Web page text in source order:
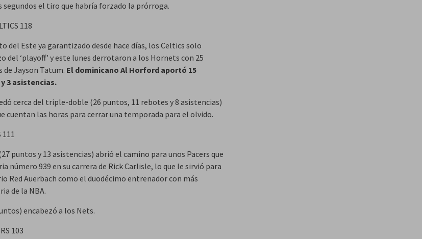
el tiro que habría forzado la prórroga.
118
del Este ya garantizado desde hace días, los Celtics solo
del ‘playoff’ y este lunes derrotaron a los Hornets con 25
de Jayson Tatum. El dominicano Al Horford aportó 15
3 asistencias.
cerca del triple-doble (26 puntos, 11 rebotes y 8 asistencias)
cuentan las horas para cerrar una temporada para el olvido.
111
puntos y 13 asistencias) abrió el camino para unos Pacers que
número 939 en su carrera de Rick Carlisle, lo que le sirvió para
Red Auerbach como el duodécimo entrenador con más
de la NBA.
encabezó a los Nets.
103